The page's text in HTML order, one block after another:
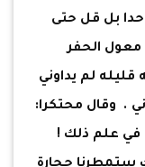
بل قل حتى
الحفر
لم يداوني
. وقال محتكرا:
في علم ذلك !